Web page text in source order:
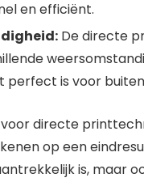
en efficiënt.
De directe
perfect is voor
directe
op een
is, maar